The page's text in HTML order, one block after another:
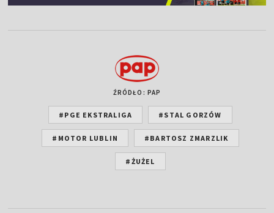
ŹRÓDŁO: PAP
#PGE EKSTRALIGA #STAL GORZÓW
#MOTOR LUBLIN #BARTOSZ ZMARZLIK
#ŻUŻEL